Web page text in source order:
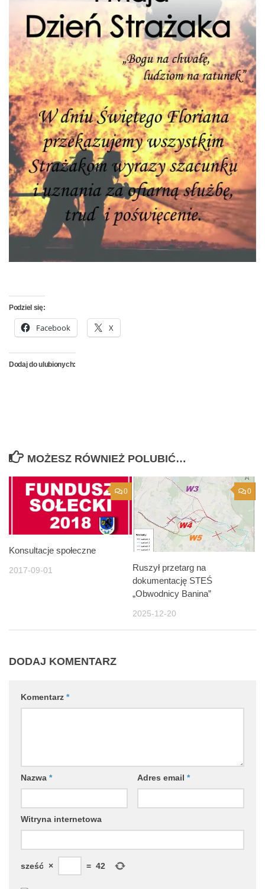
Podziel się:
Facebook X
Dodaj do ulubionych:
MOŻESZ RÓWNIEŻ POLUBIĆ…
0
Konsultacje społeczne
2017-09-01
0
Ruszył przetarg na
dokumentację STEŚ
„Obwodnicy Banina”
2025-12-20
DODAJ KOMENTARZ
Komentarz *
Nazwa * Adres email *
Witryna internetowa
sześć × = 42